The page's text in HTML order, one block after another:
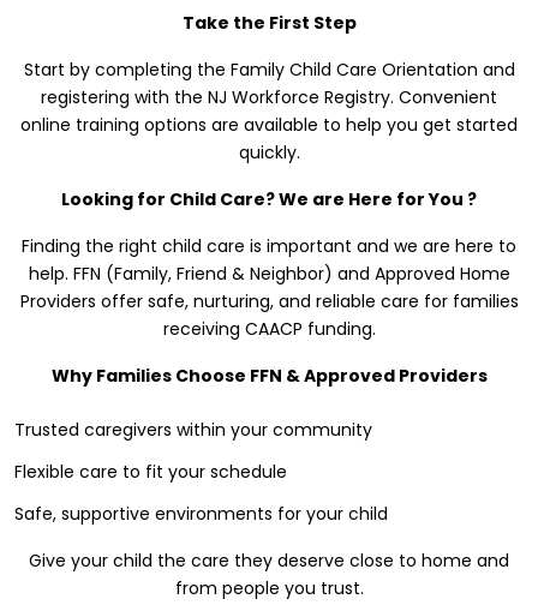
Take the First Step
Start by completing the Family Child Care Orientation and
registering with the NJ Workforce Registry. Convenient
online training options are available to help you get started
quickly.
Looking for Child Care? We are Here for You ?
Finding the right child care is important and we are here to
help. FFN (Family, Friend & Neighbor) and Approved Home
Providers offer safe, nurturing, and reliable care for families
receiving CAACP funding.
Why Families Choose FFN & Approved Providers
Trusted caregivers within your community
Flexible care to fit your schedule
Safe, supportive environments for your child
Give your child the care they deserve close to home and
from people you trust.